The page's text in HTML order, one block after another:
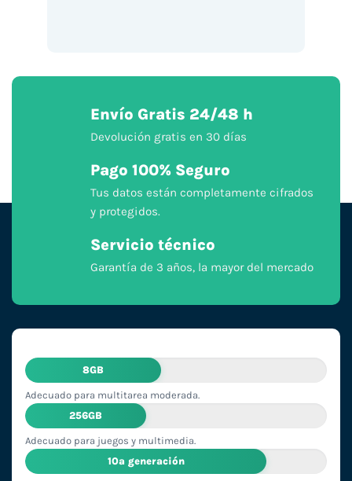
Envío Gratis 24/48 h
Devolución gratis en 30 días
Pago 100% Seguro
Tus datos están completamente cifrados
y protegidos.
Servicio técnico
Garantía de 3 años, la mayor del mercado
8GB
Adecuado para multitarea moderada.
256GB
Adecuado para juegos y multimedia.
10ª generación